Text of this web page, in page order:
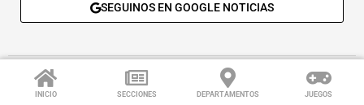
INICIO SECCIONES DEPARTAMENTOS JUEGOS
SEGUINOS EN GOOGLE NOTICIAS
© 2026 - El Sol de San Juan. Todos los derechos reservados. |
Desarrolla:
Daskalos Solutions